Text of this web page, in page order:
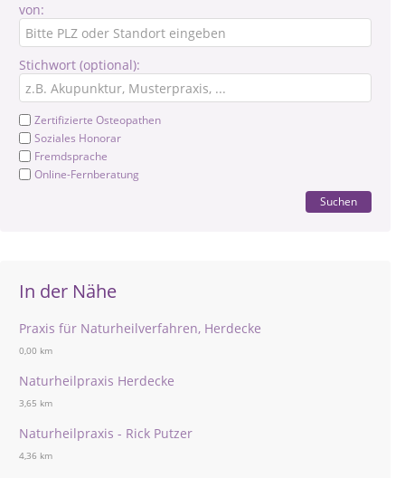
von:
Stichwort (optional):
Zertifizierte Osteopathen
Soziales Honorar
Fremdsprache
Online-Fernberatung
Suchen
In der Nähe
Praxis für Naturheilverfahren, Herdecke
0,00 km
Naturheilpraxis Herdecke
3,65 km
Naturheilpraxis - Rick Putzer
4,36 km